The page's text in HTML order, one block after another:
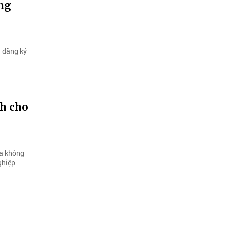
đăng ký
cho
không